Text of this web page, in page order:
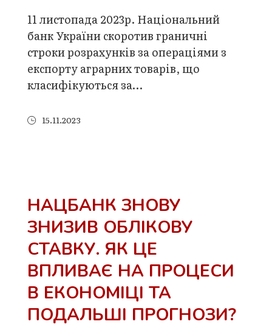
11 листопада 2023р. Національний
банк України скоротив граничні
строки розрахунків за операціями з
експорту аграрних товарів, що
класифікуються за…
15.11.2023
НАЦБАНК ЗНОВУ
ЗНИЗИВ ОБЛІКОВУ
СТАВКУ. ЯК ЦЕ
ВПЛИВАЄ НА ПРОЦЕСИ
В ЕКОНОМІЦІ ТА
ПОДАЛЬШІ ПРОГНОЗИ?